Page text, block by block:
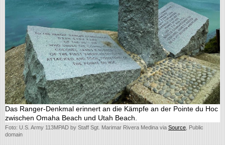
Das Ranger-Denkmal erinnert an die Kämpfe an der Pointe du Hoc
zwischen Omaha Beach und Utah Beach.
Foto: U.S. Army 113MPAD by Staff Sgt. Marimar Rivera Medina via Source , Public
domain